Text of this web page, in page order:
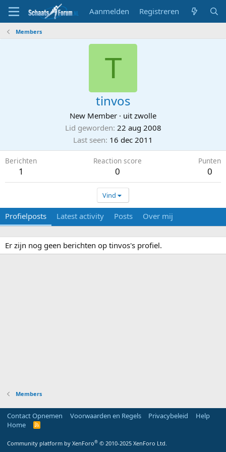
Aanmelden Registreren
Members
T
tinvos
New Member · uit zwolle
Lid geworden 22 aug 2008
Last seen 16 dec 2011
Berichten
1
Reaction score
0
Punten
0
Vind
Profielposts Latest activity Posts Over mij
Er zijn nog geen berichten op tinvos's profiel.
Members
Contact Opnemen Voorwaarden en Regels Privacybeleid
Help
Home
R
Community platform by XenForo® © 2010-2025 XenForo Ltd.